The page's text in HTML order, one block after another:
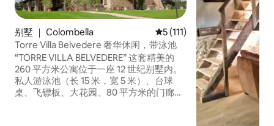
别墅 ｜ Colombella 平均评分 5 分（满分 5 分），
5 (111)
Torre Villa Belvedere 奢华休闲，带泳池
“TORRE VILLA BELVEDERE” 这套精美的
260 平方米公寓位于一座 12 世纪别墅内。
私人游泳池（长 15 米，宽 5 米）、台球
桌、飞镖板、大花园、80 平方米的门廊、